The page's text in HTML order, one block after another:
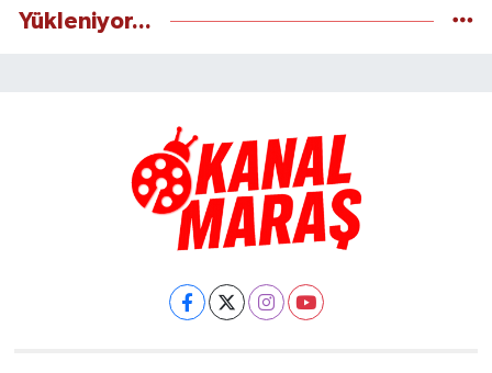
Yükleniyor...